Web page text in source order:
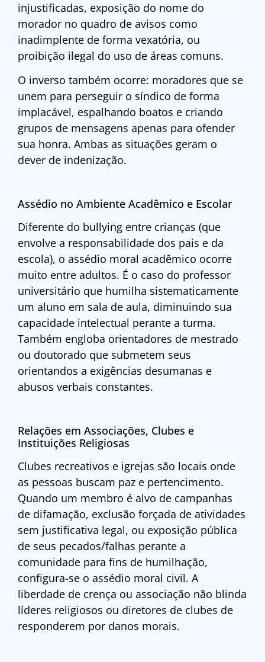
injustificadas, exposição do nome do
morador no quadro de avisos como
inadimplente de forma vexatória, ou
proibição ilegal do uso de áreas comuns.
O inverso também ocorre: moradores que se
unem para perseguir o síndico de forma
implacável, espalhando boatos e criando
grupos de mensagens apenas para ofender
sua honra. Ambas as situações geram o
dever de indenização.
Assédio no Ambiente Acadêmico e Escolar
Diferente do bullying entre crianças (que
envolve a responsabilidade dos pais e da
escola), o assédio moral acadêmico ocorre
muito entre adultos. É o caso do professor
universitário que humilha sistematicamente
um aluno em sala de aula, diminuindo sua
capacidade intelectual perante a turma.
Também engloba orientadores de mestrado
ou doutorado que submetem seus
orientandos a exigências desumanas e
abusos verbais constantes.
Relações em Associações, Clubes e
Instituições Religiosas
Clubes recreativos e igrejas são locais onde
as pessoas buscam paz e pertencimento.
Quando um membro é alvo de campanhas
de difamação, exclusão forçada de atividades
sem justificativa legal, ou exposição pública
de seus pecados/falhas perante a
comunidade para fins de humilhação,
configura-se o assédio moral civil. A
liberdade de crença ou associação não blinda
líderes religiosos ou diretores de clubes de
responderem por danos morais.